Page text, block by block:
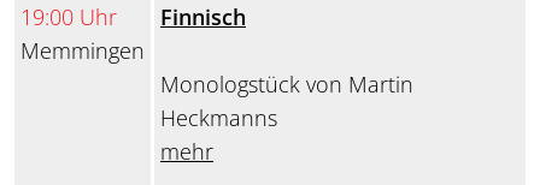
19:00 Uhr
Memmingen
Finnisch
Monologstück von Martin
Heckmanns
mehr